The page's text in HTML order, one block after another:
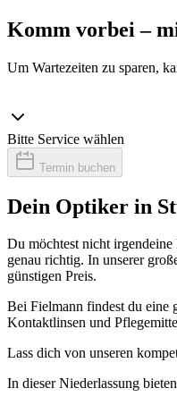
Komm vorbei –
Um Wartezeiten zu sparen,
Bitte Service wählen
Termin buchen
Dein Optiker in
Du möchtest nicht
genau richtig. In unserer
günstigen Preis.
Bei Fielmann findest du
Kontaktlinsen und
Lass dich von unseren
In dieser Niederlassung